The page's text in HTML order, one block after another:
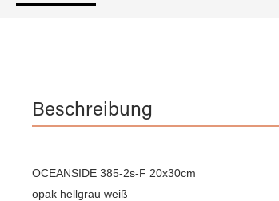
Beschreibung
OCEANSIDE 385-2s-F 20x30cm
opak hellgrau weiß